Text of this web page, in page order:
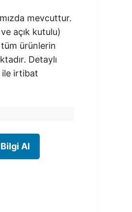
mevcuttur.
açık kutulu)
ürünlerin
Detaylı
ile irtibat
Al